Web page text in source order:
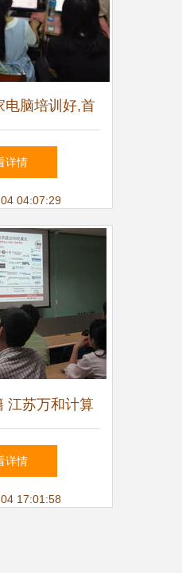
电脑培训好,首
教育
详情
04:07:29
江苏万和计算
成就不一样的
详情
17:01:58